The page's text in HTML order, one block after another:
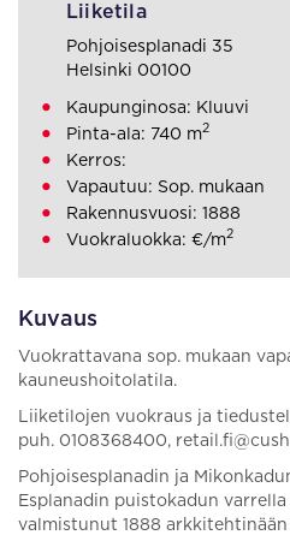
Kuvaus
Vuokrattavana sop. mukaan
kauneushoitolatila.
Liiketilojen vuokraus ja
puh. 0108368400,
Pohjoisesplanadin ja
Esplanadin puistokadun
valmistunut 1888
Liiketila
Pohjoisesplanadi 35
Helsinki 00100
Kaupunginosa: Kluuvi
Pinta-ala: 740 m2
Kerros:
Vapautuu: Sop. mukaan
Rakennusvuosi: 1888
Vuokraluokka: €/m2